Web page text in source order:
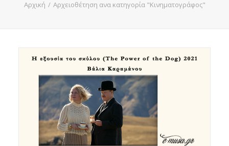
Αρχική Αρχειοθέτηση ανα κατηγορία "Κινηματογράφος"